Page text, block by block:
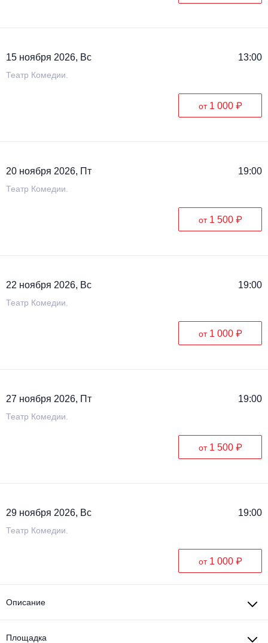
15 ноября 2026, Вс 13:00
Театр Комедии.
от 1 000 ₽
20 ноября 2026, Пт 19:00
Театр Комедии.
от 1 500 ₽
22 ноября 2026, Вс 19:00
Театр Комедии.
от 1 000 ₽
27 ноября 2026, Пт 19:00
Театр Комедии.
от 1 500 ₽
29 ноября 2026, Вс 19:00
Театр Комедии.
от 1 000 ₽
Описание
Площадка